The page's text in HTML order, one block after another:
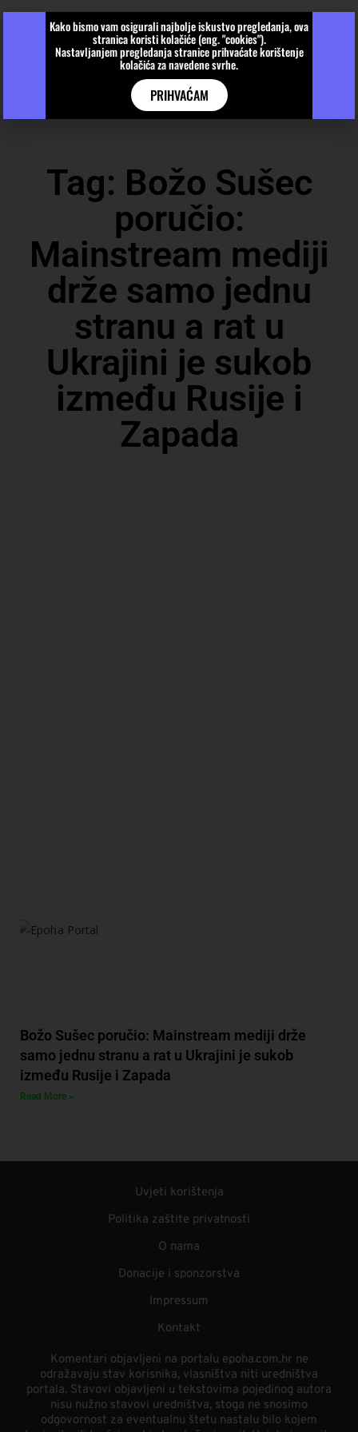
Tag: Božo Sušec
poručio:
Mainstream mediji
drže samo jednu
stranu a rat u
Ukrajini je sukob
između Rusije i
Zapada
Božo Sušec poručio: Mainstream mediji drže
samo jednu stranu a rat u Ukrajini je sukob
između Rusije i Zapada
Read More »
Uvjeti korištenja
Politika zaštite privatnosti
O nama
Donacije i sponzorstva
Impressum
Kontakt
Komentari objavljeni na portalu epoha.com.hr ne
odražavaju stav korisnika, vlasništva niti uredništva
portala. Stavovi objavljeni u tekstovima pojedinog autora
nisu nužno stavovi uredništva, stoga ne snosimo
odgovornost za eventualnu štetu nastalu bilo kojem
Kako bismo vam osigurali najbolje iskustvo pregledanja, ova
stranica koristi kolačiće (eng. "cookies").
Nastavljanjem pregledanja stranice prihvaćate korištenje
kolačića za navedene svrhe.
PRIHVAĆAM